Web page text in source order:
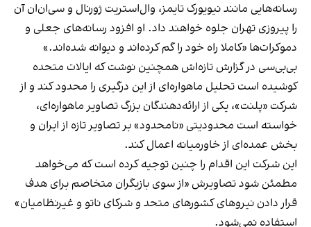
رسانه‌هایی مانند نیویورک تایمز، وال‌استریت ژورنال و سی‌ان‌ان آن
را پیروزی تهران جلوه خواهند داد. او افزود رسانه‌های جعلی و
دموکرات‌ها «کاملا راه خود را گم کرده‌اند و دیوانه شده‌اند.»
بی‌بی‌سی در گزارش تازه‌اش همچنین نوشت که ایالات متحده
کوشیده است تحلیل ماهواره‌ای از این درگیری را محدود کند و از
شرکت «پلنت»، یکی از ارائه‌دهندگان بزرگ تصاویر ماهواره‌ای،
خواسته است محدودیتی «نامحدود» بر تصاویر تازه از ایران و
بخش عمده‌ای از خاورمیانه اعمال کند.
این شرکت این اقدام را چنین توجیه کرده است که می‌خواهد
مطمئن شود تصاویرش «از سوی بازیگران متخاصم برای هدف
قرار دادن نیروهای کشورهای متحد و شرکای ناتو و غیرنظامیان»
استفاده نمی‌شود.